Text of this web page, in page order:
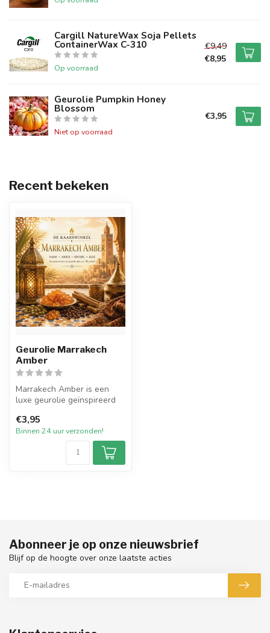
Cargill NatureWax Soja Pellets
ContainerWax C-310
Op voorraad
€9,49
€8,95
Geurolie Pumpkin Honey
Blossom
Niet op voorraad
€3,95
Recent bekeken
Geurolie Marrakech
Amber
Marrakech Amber is een
luxe geurolie geïnspireerd
sfeer va...
€3,95
Binnen 24 uur verzonden!
Abonneer je op onze nieuwsbrief
Blijf op de hoogte over onze laatste acties